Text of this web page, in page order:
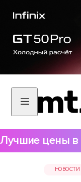
Лучшие цены в
НОВОСТИ